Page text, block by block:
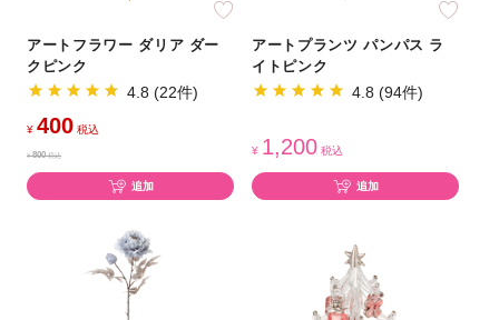
アートフラワー ダリア ダー
クピンク
4.8 (22件)
¥ 400 税込
¥800税込
追加
アートプランツ パンパス ラ
イトピンク
4.8 (94件)
¥ 1,200 税込
追加